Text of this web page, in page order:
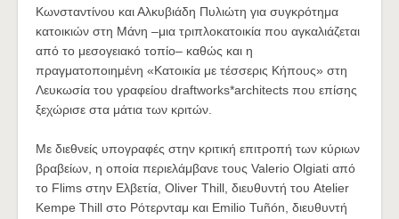
Κωνσταντίνου και Αλκυβιάδη Πυλιώτη για συγκρότημα
κατοικιών στη Μάνη –μια τριπλοκατοικία που αγκαλιάζεται
από το μεσογειακό τοπίο– καθώς και η
πραγματοποιημένη «Κατοικία με τέσσερις Κήπους» στη
Λευκωσία του γραφείου draftworks*architects που επίσης
ξεχώρισε στα μάτια των κριτών.
Με διεθνείς υπογραφές στην κριτική επιτροπή των κύριων
βραβείων, η οποία περιελάμβανε τους Valerio Olgiati από
το Flims στην Ελβετία, Oliver Thill, διευθυντή του Atelier
Kempe Thill στο Ρότερνταμ και Emilio Tuñón, διευθυντή